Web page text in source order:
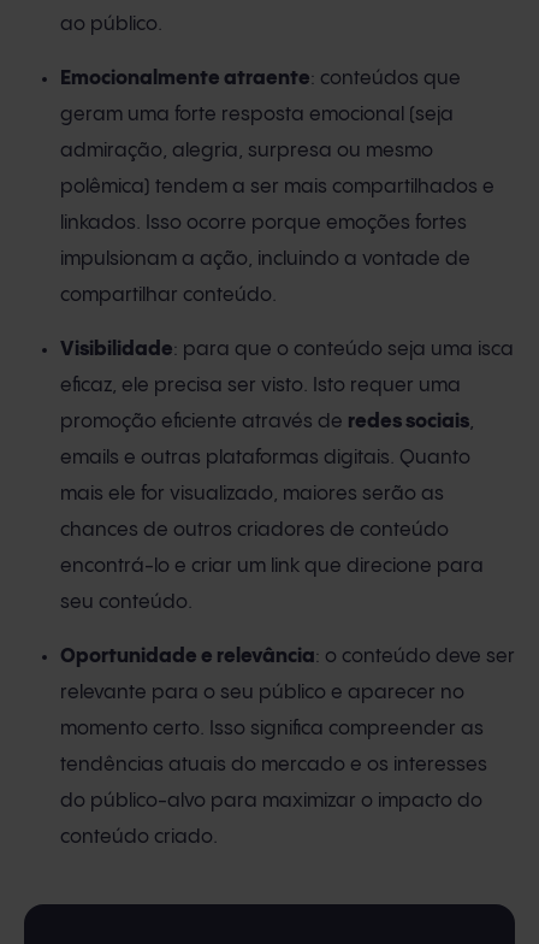
ao público.
Emocionalmente atraente: conteúdos que
geram uma forte resposta emocional (seja
admiração, alegria, surpresa ou mesmo
polêmica) tendem a ser mais compartilhados e
linkados. Isso ocorre porque emoções fortes
impulsionam a ação, incluindo a vontade de
compartilhar conteúdo.
Visibilidade: para que o conteúdo seja uma isca
eficaz, ele precisa ser visto. Isto requer uma
promoção eficiente através de redes sociais,
emails e outras plataformas digitais. Quanto
mais ele for visualizado, maiores serão as
chances de outros criadores de conteúdo
encontrá-lo e criar um link que direcione para
seu conteúdo.
Oportunidade e relevância: o conteúdo deve ser
relevante para o seu público e aparecer no
momento certo. Isso significa compreender as
tendências atuais do mercado e os interesses
do público-alvo para maximizar o impacto do
conteúdo criado.